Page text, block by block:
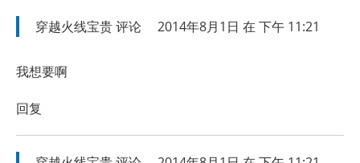
穿越火线宝贵评论 2014年8月1日 在 下午 11:21
我想要啊
回复